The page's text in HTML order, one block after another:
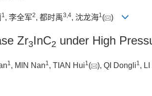
1, 李全军2, 都时禹3,4, 沈龙海1( )
Zr3InC2 under High
1 , MIN Nan1 , TIAN Hui1 ( ), QI Dongli1 ,